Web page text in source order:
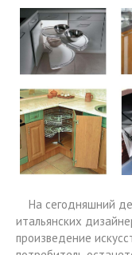
На сегодняшний
итальянских
произведение